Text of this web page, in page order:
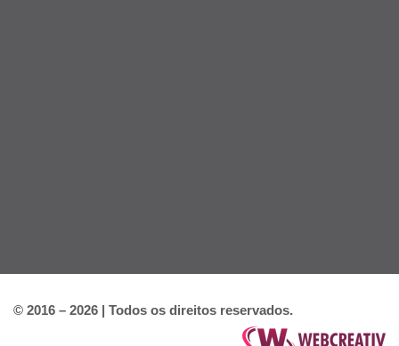
© 2016 – 2026 | Todos os direitos reservados.